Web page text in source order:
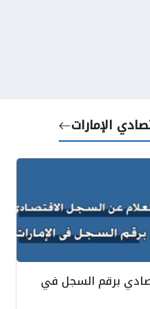
الإمارات
برقم السجل في